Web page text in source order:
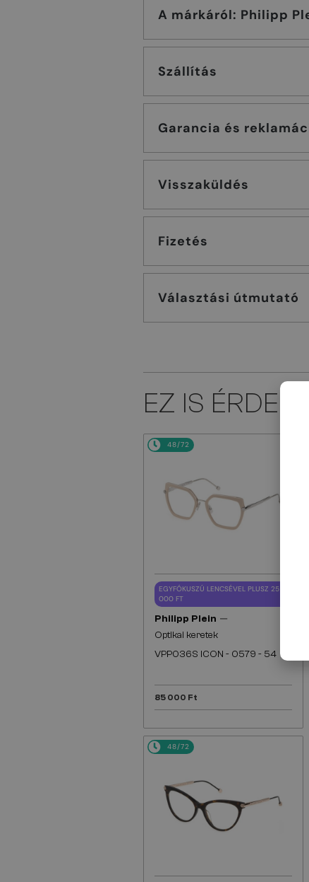
A márkáról: Philipp
Szállítás
Garancia és
Visszaküldés
Fizetés
Választási útmutató
EZ IS
48/72
EGYFÓKUSZÚ LENCSÉVEL PLUSZ 25
000 FT
Philipp Plein —
Optikai keretek
VPP036S ICON - 0579 - 54
85 000 Ft
48/72